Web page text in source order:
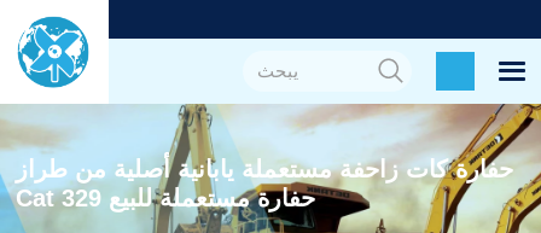
حفارة كات زاحفة مستعملة يابانية أصلية من طراز
Cat 329 حفارة مستعملة للبيع